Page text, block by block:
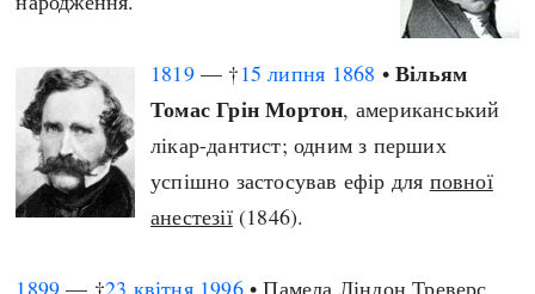
1819— †15 липня 1868 • Вільям
Томас Грін Мортон, американський
лікар-дантист; одним з перших
успішно застосував ефір для повної
анестезії(1846).
1899 — †23 квітня 1996• Памела Ліндон Треверс